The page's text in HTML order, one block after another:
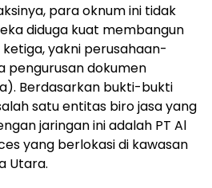
para oknum ini tidak
diduga kuat membangun
yakni perusahaan-
pengurusan dokumen
Berdasarkan bukti-bukti
satu entitas biro jasa yang
jaringan ini adalah PT Al
yang berlokasi di kawasan
Utara.